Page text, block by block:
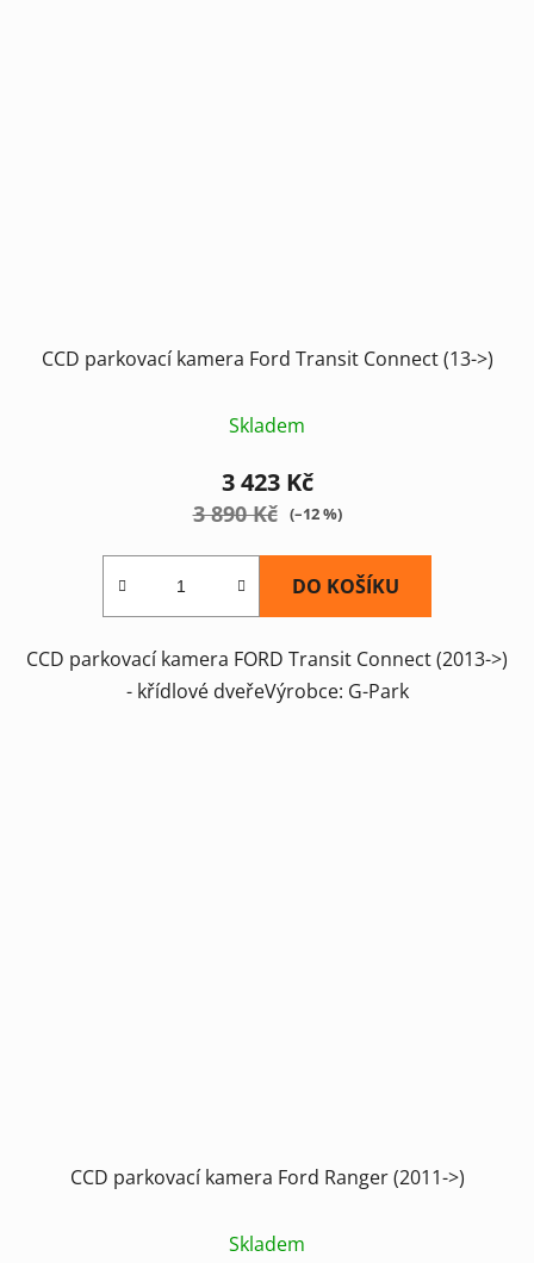
CCD parkovací kamera Ford Transit Connect (13->)
Skladem
3 423 Kč
3 890 Kč (–12 %)
DO KOŠÍKU
CCD parkovací kamera FORD Transit Connect (2013->)
- křídlové dveřeVýrobce: G-Park
CCD parkovací kamera Ford Ranger (2011->)
Skladem